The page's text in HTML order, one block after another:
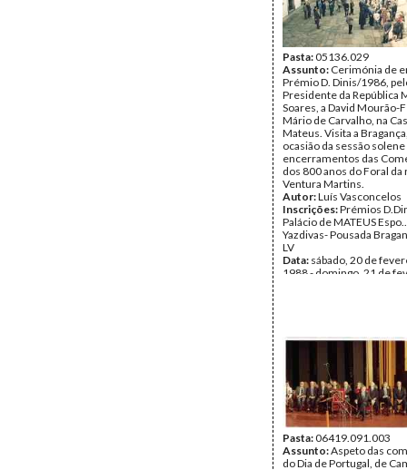
Pasta:05136.029
Assunto: Cerimónia de
Prémio D. Dinis/1986,
Presidente da República
Soares, a David Mourão-
Mário de Carvalho, na
Mateus. Visita a
ocasião da sessão
encerramentos das
dos 800 anos do Foral da
Ventura Martins.
Autor:Luís Vasconcelos
Inscrições:Prémios
Palácio de MATEUS
Yazdivas- Pousada
LV
Data: sábado, 20 de
1988 - domingo, 21 de
Pasta:06419.091.003
Assunto:Aspeto das
do Dia de Portugal, de